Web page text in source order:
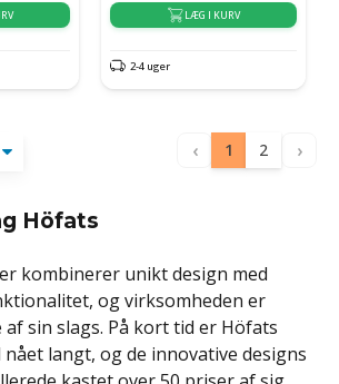
LÆG I KURV
2-4 uger
‹ 1 2 ›
Höfats
kombinerer unikt design med
og virksomheden er
af sin slags. På kort tid er Höfats
langt, og de innovative designs